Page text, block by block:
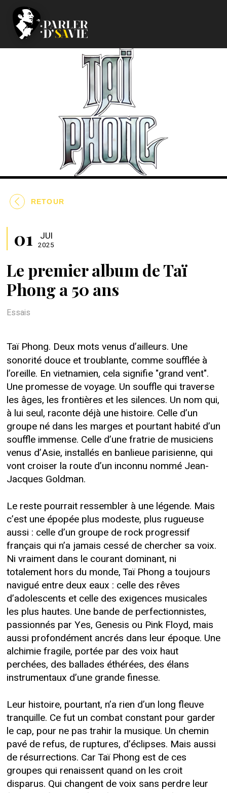
RETOUR
Le premier album de Taï
Phong a 50 ans
01 JUI
2025
Essais
Taï Phong. Deux mots venus d’ailleurs. Une
sonorité douce et troublante, comme soufflée à
l’oreille. En vietnamien, cela signifie "grand vent".
Une promesse de voyage. Un souffle qui traverse
les âges, les frontières et les silences. Un nom qui,
à lui seul, raconte déjà une histoire. Celle d’un
groupe né dans les marges et pourtant habité d’un
souffle immense. Celle d’une fratrie de musiciens
venus d’Asie, installés en banlieue parisienne, qui
vont croiser la route d’un inconnu nommé Jean-
Jacques Goldman.
Le reste pourrait ressembler à une légende. Mais
c’est une épopée plus modeste, plus rugueuse
aussi : celle d’un groupe de rock progressif
français qui n’a jamais cessé de chercher sa voix.
Ni vraiment dans le courant dominant, ni
totalement hors du monde, Taï Phong a toujours
navigué entre deux eaux : celle des rêves
d’adolescents et celle des exigences musicales
les plus hautes. Une bande de perfectionnistes,
passionnés par Yes, Genesis ou Pink Floyd, mais
aussi profondément ancrés dans leur époque. Une
alchimie fragile, portée par des voix haut
perchées, des ballades éthérées, des élans
instrumentaux d’une grande finesse.
Leur histoire, pourtant, n’a rien d’un long fleuve
tranquille. Ce fut un combat constant pour garder
le cap, pour ne pas trahir la musique. Un chemin
pavé de refus, de ruptures, d’éclipses. Mais aussi
de résurrections. Car Taï Phong est de ces
groupes qui renaissent quand on les croit
disparus. Qui changent de voix sans perdre leur